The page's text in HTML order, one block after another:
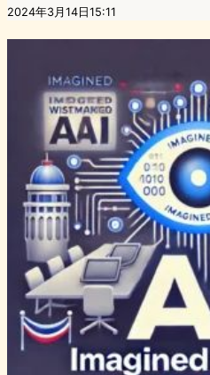
2024年3月14日15:11